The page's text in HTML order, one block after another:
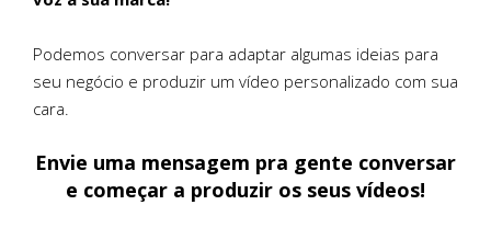
Podemos conversar para adaptar algumas ideias para
seu negócio e produzir um vídeo personalizado com sua
cara.
Envie uma mensagem pra gente conversar
e começar a produzir os seus vídeos!